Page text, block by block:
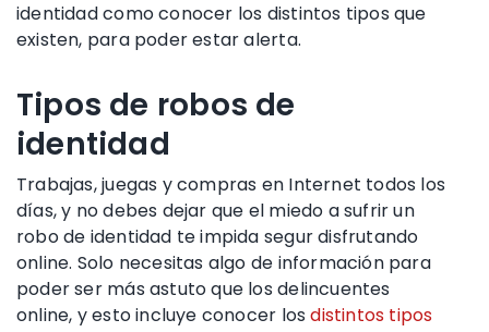
identidadcomo conocer los distintos tipos que
existen, para poder estar alerta.
Tipos de robos de
identidad
Trabajas, juegas y compras en Internet todos los
días, y no debes dejar que el miedo a sufrir un
robo de identidad te impida segur disfrutando
online. Solo necesitas algo de información para
poder ser más astuto que los delincuentes
online, y esto incluye conocer losdistintos tipos